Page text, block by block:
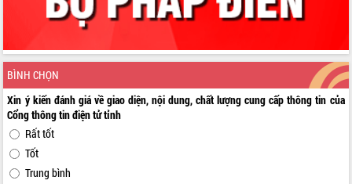
BÌNH CHỌN
Xin ý kiến đánh giá về giao diện, nội dung, chất lượng cung cấp thông tin của
Cổng thông tin điện tử tỉnh
Rất tốt
Tốt
Trung bình